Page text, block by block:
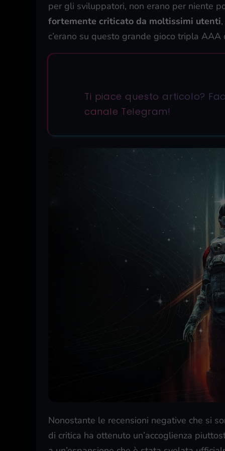
per gli sviluppatori, non erano per niente
fortemente criticato da moltissimi utenti
c’erano su questo grande gioco tripla
Ti piace questo articolo?
canale Telegram!
Nonostante le recensioni negative che si
di critica ha ottenuto un’accoglienza